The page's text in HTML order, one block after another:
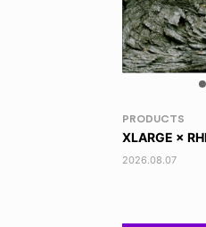
RANDOM
DINOSAUR
2026.08.06